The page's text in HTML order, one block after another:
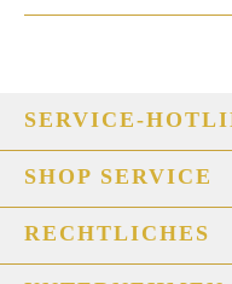
SERVICE-
SHOP SERVICE
RECHTLICHES